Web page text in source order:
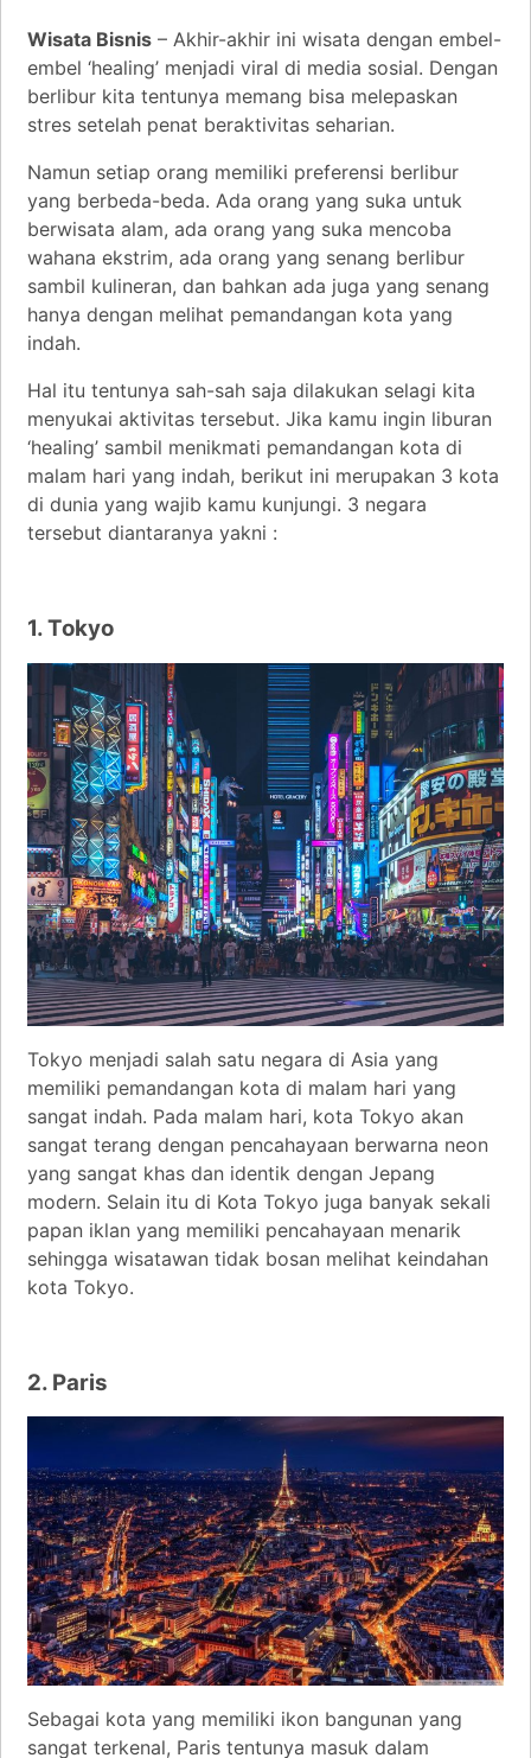
Wisata Bisnis – Akhir-akhir ini wisata dengan embel-
embel ‘healing’ menjadi viral di media sosial. Dengan
berlibur kita tentunya memang bisa melepaskan
stres setelah penat beraktivitas seharian.
Namun setiap orang memiliki preferensi berlibur
yang berbeda-beda. Ada orang yang suka untuk
berwisata alam, ada orang yang suka mencoba
wahana ekstrim, ada orang yang senang berlibur
sambil kulineran, dan bahkan ada juga yang senang
hanya dengan melihat pemandangan kota yang
indah.
Hal itu tentunya sah-sah saja dilakukan selagi kita
menyukai aktivitas tersebut. Jika kamu ingin liburan
‘healing’ sambil menikmati pemandangan kota di
malam hari yang indah, berikut ini merupakan 3 kota
di dunia yang wajib kamu kunjungi. 3 negara
tersebut diantaranya yakni :
1. Tokyo
Tokyo menjadi salah satu negara di Asia yang
memiliki pemandangan kota di malam hari yang
sangat indah. Pada malam hari, kota Tokyo akan
sangat terang dengan pencahayaan berwarna neon
yang sangat khas dan identik dengan Jepang
modern. Selain itu di Kota Tokyo juga banyak sekali
papan iklan yang memiliki pencahayaan menarik
sehingga wisatawan tidak bosan melihat keindahan
kota Tokyo.
2. Paris
Sebagai kota yang memiliki ikon bangunan yang
sangat terkenal, Paris tentunya masuk dalam